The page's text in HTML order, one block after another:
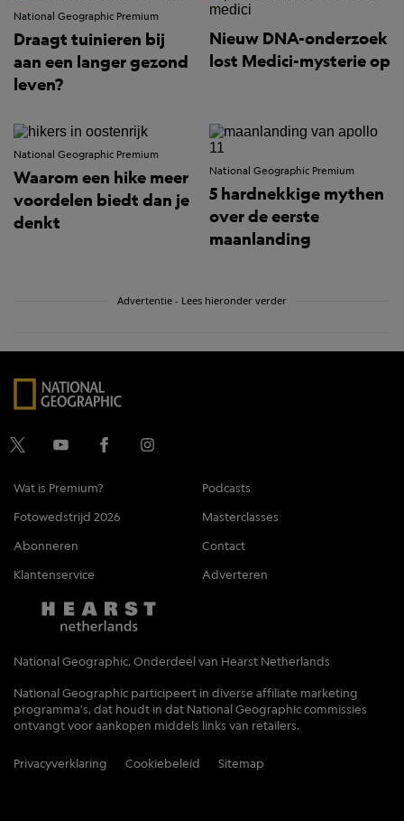
National Geographic Premium
Draagt tuinieren bij
aan een langer gezond
leven?
Nieuw DNA-onderzoek
lost Medici-mysterie op
National Geographic Premium
Waarom een hike meer
voordelen biedt dan je
denkt
National Geographic Premium
5 hardnekkige mythen
over de eerste
maanlanding
Advertentie - Lees hieronder verder
Wat is Premium?
Podcasts
Fotowedstrijd 2026
Masterclasses
Abonneren
Contact
Klantenservice
Adverteren
National Geographic, Onderdeel van Hearst Netherlands
National Geographic participeert in diverse affiliate marketing
programma's, dat houdt in dat National Geographic commissies
ontvangt voor aankopen middels links van retailers.
Privacyverklaring Cookiebeleid Sitemap